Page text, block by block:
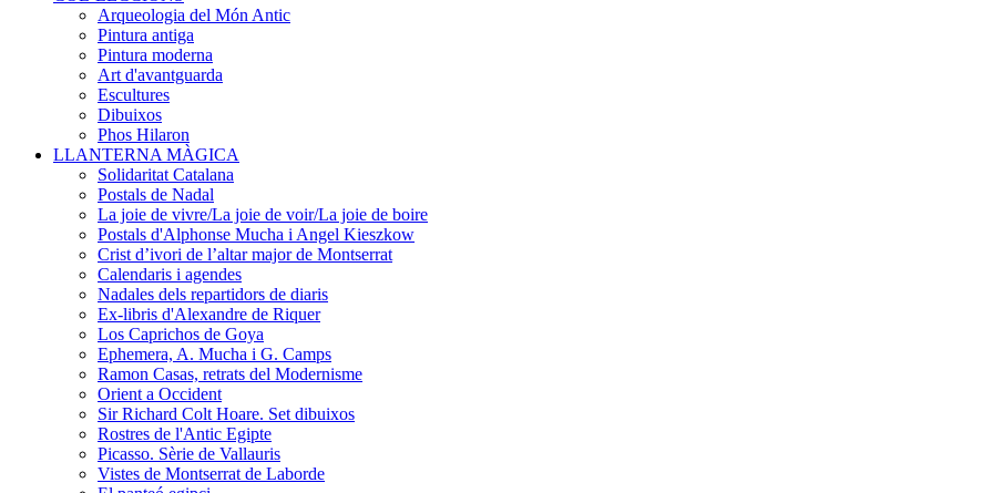
Arqueologia del Món Antic
Pintura antiga
Pintura moderna
Art d'avantguarda
Escultures
Dibuixos
Phos Hilaron
LLANTERNA MÀGICA
Solidaritat Catalana
Postals de Nadal
La joie de vivre/La joie de voir/La joie de boire
Postals d'Alphonse Mucha i Angel Kieszkow
Crist d’ivori de l’altar major de Montserrat
Calendaris i agendes
Nadales dels repartidors de diaris
Ex-libris d'Alexandre de Riquer
Los Caprichos de Goya
Ephemera, A. Mucha i G. Camps
Ramon Casas, retrats del Modernisme
Orient a Occident
Sir Richard Colt Hoare. Set dibuixos
Rostres de l'Antic Egipte
Picasso. Sèrie de Vallauris
Vistes de Montserrat de Laborde